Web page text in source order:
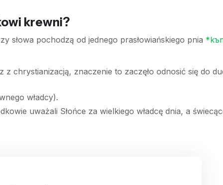
krewni?
słowa pochodzą od jednego prasłowiańskiego pnia
chrystianizacją, znaczenie to zaczęło odnosić się do
władcy).
uważali Słońce za wielkiego władcę dnia, a